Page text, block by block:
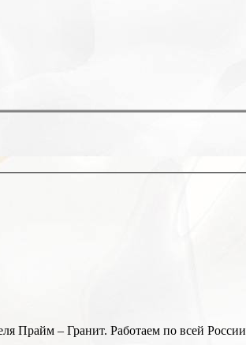
Прайм – Гранит. Работаем по всей России